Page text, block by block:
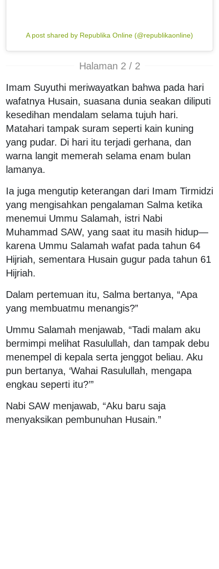
A post shared by Republika Online (@republikaonline)
Halaman 2 / 2
Imam Suyuthi meriwayatkan bahwa pada hari
wafatnya Husain, suasana dunia seakan diliputi
kesedihan mendalam selama tujuh hari.
Matahari tampak suram seperti kain kuning
yang pudar. Di hari itu terjadi gerhana, dan
warna langit memerah selama enam bulan
lamanya.
Ia juga mengutip keterangan dari Imam Tirmidzi
yang mengisahkan pengalaman Salma ketika
menemui Ummu Salamah, istri Nabi
Muhammad SAW, yang saat itu masih hidup—
karena Ummu Salamah wafat pada tahun 64
Hijriah, sementara Husain gugur pada tahun 61
Hijriah.
Dalam pertemuan itu, Salma bertanya, “Apa
yang membuatmu menangis?”
Ummu Salamah menjawab, “Tadi malam aku
bermimpi melihat Rasulullah, dan tampak debu
menempel di kepala serta jenggot beliau. Aku
pun bertanya, ‘Wahai Rasulullah, mengapa
engkau seperti itu?’”
Nabi SAW menjawab, “Aku baru saja
menyaksikan pembunuhan Husain.”